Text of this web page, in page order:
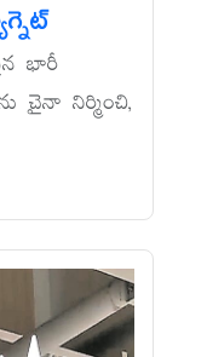
భారీ
చైనా నిర్మించి,